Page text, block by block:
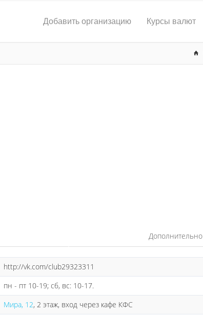
Добавить организацию Курсы валют
Дополнительно
http://vk.com/club29323311
пн - пт 10-19; сб, вс: 10-17.
Мира, 12, 2 этаж, вход через кафе КФС